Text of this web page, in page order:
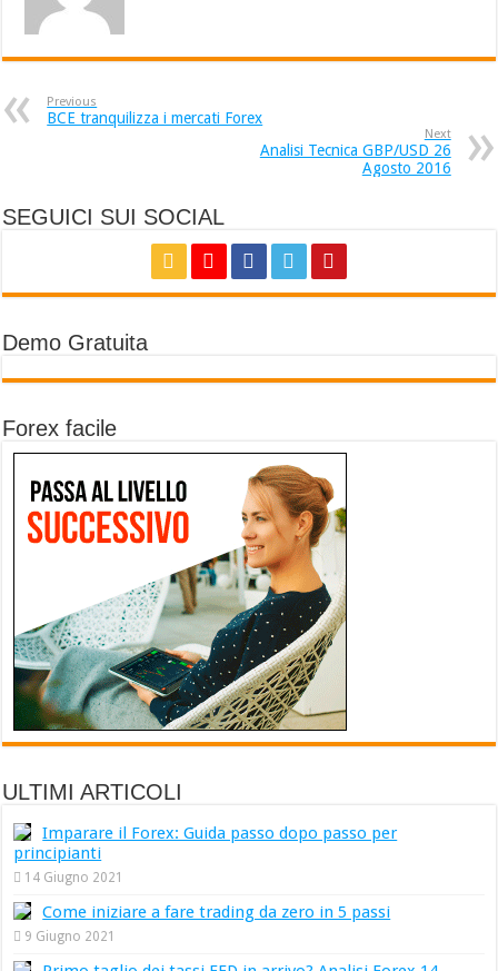
Previous
BCE tranquilizza i mercati Forex
Next
Analisi Tecnica GBP/USD 26
Agosto 2016
SEGUICI SUI SOCIAL
Demo Gratuita
Forex facile
ULTIMI ARTICOLI
Imparare il Forex: Guida passo dopo passo per
principianti
14 Giugno 2021
Come iniziare a fare trading da zero in 5 passi
9 Giugno 2021